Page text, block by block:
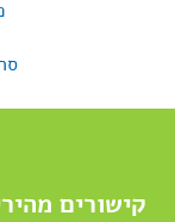
קישורים